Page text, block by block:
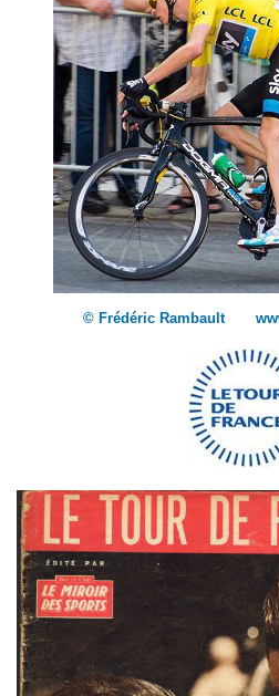
© Frédéric Rambault